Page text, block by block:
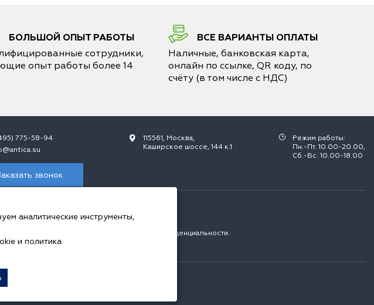
БОЛЬШОЙ ОПЫТ РАБОТЫ
сотрудники,
опыт работы более 14
ВСЕ ВАРИАНТЫ ОПЛАТЫ
Наличные, банковская карта,
онлайн по ссылке, QR коду, по
счёту (в том числе с НДС)
775-58-94
звонок
115561, Москва,
Каширское шоссе, 144 к.1
Режим работы:
Пн.-Пт. 10.00-20.00,
Сб.-Вс. 10.00-18.00
положений ч.2 ст. 437 ГК РФ.
«Антика».
политикой конфиденциальности.
аналитические инструменты,
и политика